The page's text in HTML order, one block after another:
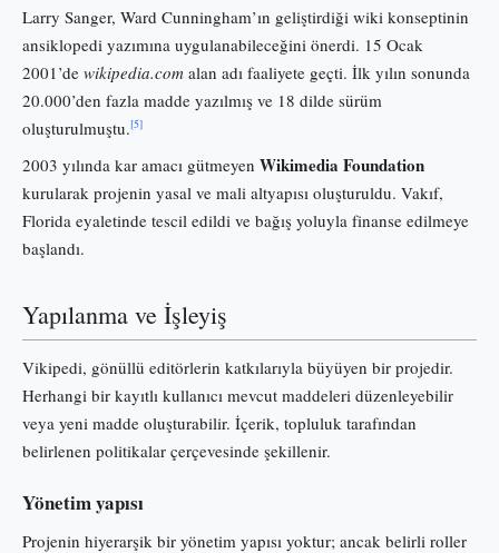
Larry Sanger, Ward Cunningham’ın geliştirdiği wiki konseptinin
ansiklopedi yazımına uygulanabileceğini önerdi. 15 Ocak
2001’de wikipedia.com alan adı faaliyete geçti. İlk yılın sonunda
20.000’den fazla madde yazılmış ve 18 dilde sürüm
oluşturulmuştu.[5]
2003 yılında kar amacı gütmeyen Wikimedia Foundation
kurularak projenin yasal ve mali altyapısı oluşturuldu. Vakıf,
Florida eyaletinde tescil edildi ve bağış yoluyla finanse edilmeye
başlandı.
Yapılanma ve İşleyiş
Vikipedi, gönüllü editörlerin katkılarıyla büyüyen bir projedir.
Herhangi bir kayıtlı kullanıcı mevcut maddeleri düzenleyebilir
veya yeni madde oluşturabilir. İçerik, topluluk tarafından
belirlenen politikalar çerçevesinde şekillenir.
Yönetim yapısı
Projenin hiyerarşik bir yönetim yapısı yoktur; ancak belirli roller